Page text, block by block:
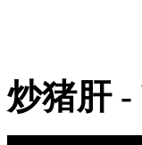
炒猪肝